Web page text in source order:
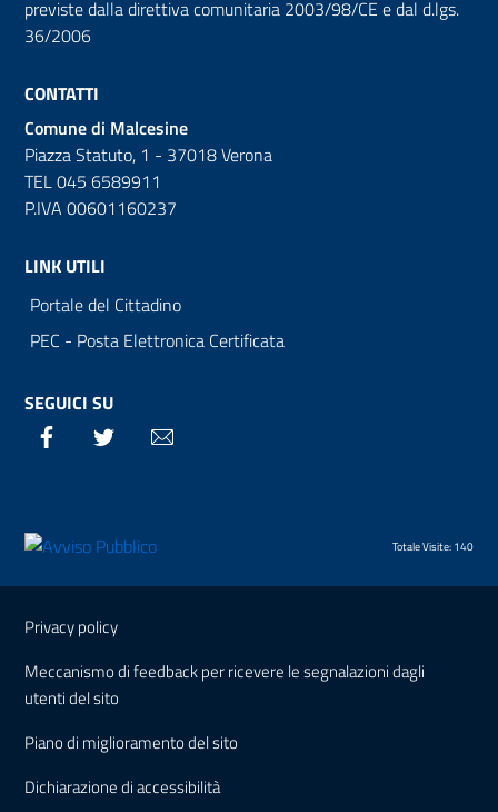
previste dalla direttiva comunitaria 2003/98/CE e dal d.lgs.
36/2006
CONTATTI
Comune di Malcesine
Piazza Statuto, 1 - 37018 Verona
TEL 045 6589911
P.IVA 00601160237
LINK UTILI
Portale del Cittadino
PEC - Posta Elettronica Certificata
SEGUICI SU
Facebook Twitter
Totale Visite: 140
Sezione Link Utili
Privacy policy
Meccanismo di feedback per ricevere le segnalazioni dagli
utenti del sito
Piano di miglioramento del sito
Dichiarazione di accessibilità